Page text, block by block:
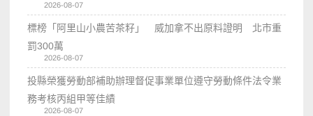
2026-08-07
標榜「阿里山小農苦茶籽」 威加拿不出原料證明 北市重
罰300萬
2026-08-07
投縣榮獲勞動部補助辦理督促事業單位遵守勞動條件法令業
務考核丙組甲等佳績
2026-08-07